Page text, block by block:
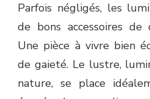
Parfois négligés, les
de bons accessoires de
Une pièce à vivre bien
de gaieté. Le lustre,
nature, se place